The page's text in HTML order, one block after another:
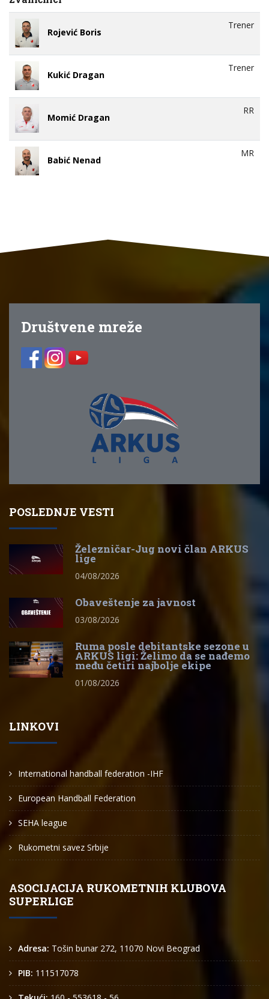
Rojević Boris
Trener
Kukić Dragan
Trener
Momić Dragan
RR
Babić Nenad
MR
Društvene mreže
POSLEDNJE VESTI
Železničar-Jug novi član ARKUS
lige
04/08/2026
Obaveštenje za javnost
03/08/2026
Ruma posle debitantske sezone u
ARKUS ligi: Želimo da se nađemo
među četiri najbolje ekipe
01/08/2026
LINKOVI
International handball federation -IHF
European Handball Federation
SEHA league
Rukometni savez Srbije
ASOCIJACIJA RUKOMETNIH KLUBOVA
SUPERLIGE
Adresa: Tošin bunar 272, 11070 Novi Beograd
PIB: 111517078